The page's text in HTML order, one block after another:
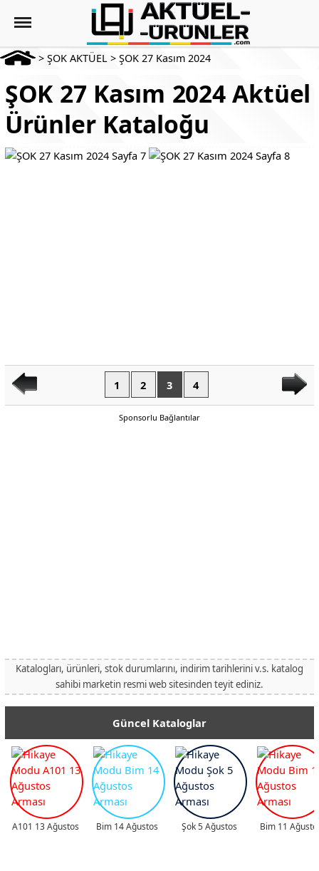
> ŞOK AKTÜEL > ŞOK 27 Kasım 2024
ŞOK 27 Kasım 2024 Aktüel
Ürünler Kataloğu
1 2 3 4
Sponsorlu Bağlantılar
Katalogları, ürünleri, stok durumlarını, indirim tarihlerini v.s. katalog
sahibi marketin resmi web sitesinden teyit ediniz.
Güncel Kataloglar
A101 13 Ağustos Bim 14 Ağustos Şok 5 Ağustos Bim 11